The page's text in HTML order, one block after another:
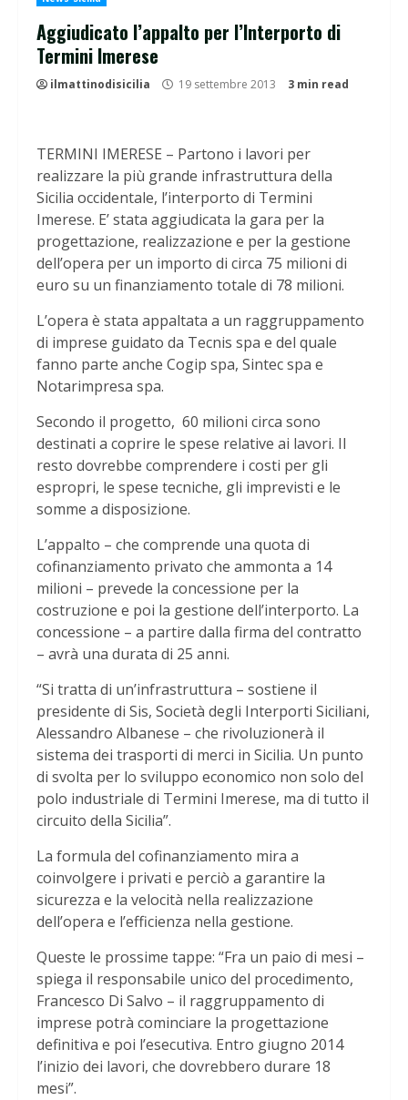
Aggiudicato l’appalto per l’Interporto di
Termini Imerese
ilmattinodisicilia 19 settembre 2013 3 min read
TERMINI IMERESE – Partono i lavori per
realizzare la più grande infrastruttura della
Sicilia occidentale, l’interporto di Termini
Imerese. E’ stata aggiudicata la gara per la
progettazione, realizzazione e per la gestione
dell’opera per un importo di circa 75 milioni di
euro su un finanziamento totale di 78 milioni.
L’opera è stata appaltata a un raggruppamento
di imprese guidato da Tecnis spa e del quale
fanno parte anche Cogip spa, Sintec spa e
Notarimpresa spa.
Secondo il progetto, 60 milioni circa sono
destinati a coprire le spese relative ai lavori. Il
resto dovrebbe comprendere i costi per gli
espropri, le spese tecniche, gli imprevisti e le
somme a disposizione.
L’appalto – che comprende una quota di
cofinanziamento privato che ammonta a 14
milioni – prevede la concessione per la
costruzione e poi la gestione dell’interporto. La
concessione – a partire dalla firma del contratto
– avrà una durata di 25 anni.
“Si tratta di un’infrastruttura – sostiene il
presidente di Sis, Società degli Interporti Siciliani,
Alessandro Albanese – che rivoluzionerà il
sistema dei trasporti di merci in Sicilia. Un punto
di svolta per lo sviluppo economico non solo del
polo industriale di Termini Imerese, ma di tutto il
circuito della Sicilia”.
La formula del cofinanziamento mira a
coinvolgere i privati e perciò a garantire la
sicurezza e la velocità nella realizzazione
dell’opera e l’efficienza nella gestione.
Queste le prossime tappe: “Fra un paio di mesi –
spiega il responsabile unico del procedimento,
Francesco Di Salvo – il raggruppamento di
imprese potrà cominciare la progettazione
definitiva e poi l’esecutiva. Entro giugno 2014
l’inizio dei lavori, che dovrebbero durare 18
mesi”.